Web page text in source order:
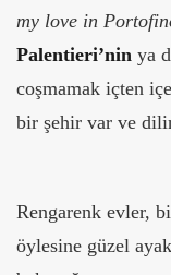
my love in
Palentieri’nin ya
coşmamak içten
bir şehir var ve
Rengarenk evler,
öylesine güzel